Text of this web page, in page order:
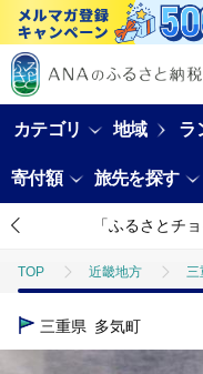
カテゴリ 地域 ラ
寄付額 旅先を探す
「ふるさとチ
TOP 近畿地方 三
TOP
フルーツ
三重県 多気町